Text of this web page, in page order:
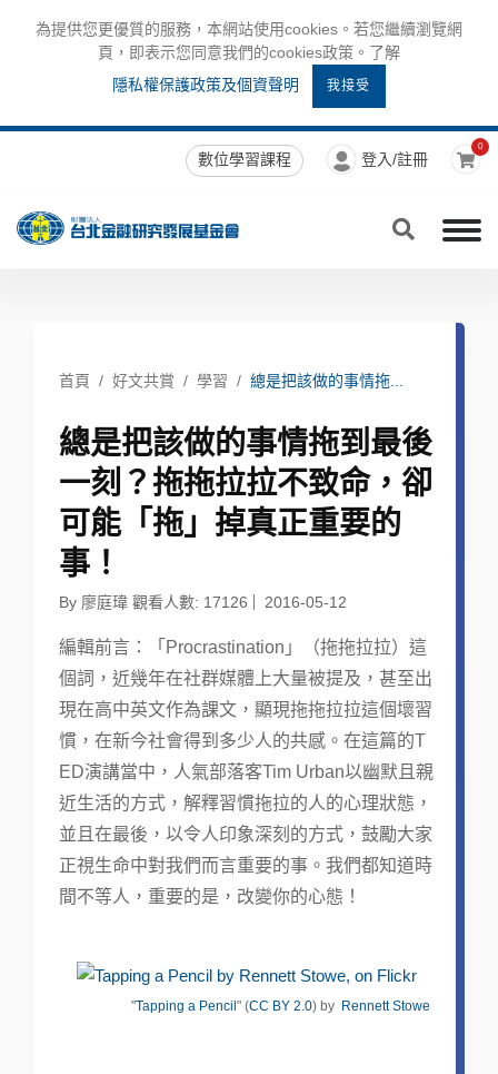
為提供您更優質的服務，本網站使用cookies。若您繼續瀏覽網
頁，即表示您同意我們的cookies政策。了解
隱私權保護政策及個資聲明
我接受
數位學習課程 登入/註冊
0
首頁 好文共賞 學習 總是把該做的事情拖...
總是把該做的事情拖到最後
一刻？拖拖拉拉不致命，卻
可能「拖」掉真正重要的
事！
By 廖庭瑋 觀看人數: 17126 2016-05-12
編輯前言：「Procrastination」（拖拖拉拉）這
個詞，近幾年在社群媒體上大量被提及，甚至出
現在高中英文作為課文，顯現拖拖拉拉這個壞習
慣，在新今社會得到多少人的共感。在這篇的T
ED演講當中，人氣部落客Tim Urban以幽默且親
近生活的方式，解釋習慣拖拉的人的心理狀態，
並且在最後，以令人印象深刻的方式，鼓勵大家
正視生命中對我們而言重要的事。我們都知道時
間不等人，重要的是，改變你的心態！
"Tapping a Pencil" (CC BY 2.0) by Rennett Stowe